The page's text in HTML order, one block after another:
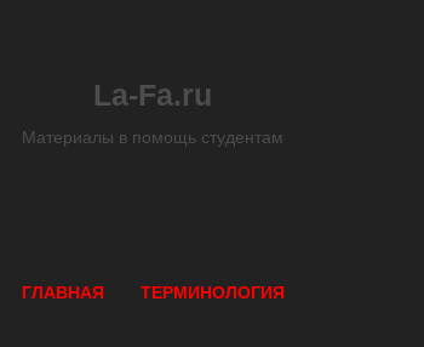
La-Fa.ru
Материалы в помощь студентам
ГЛАВНАЯ ТЕРМИНОЛОГИЯ